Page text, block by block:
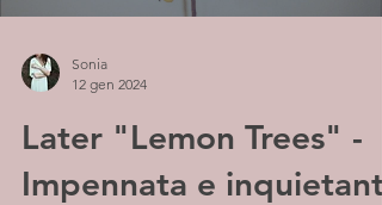
Sonia
12 gen 2024
Later "Lemon Trees" -
Impennata e inquietante